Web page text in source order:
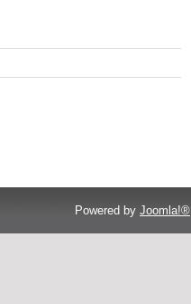
Powered by Joomla!®